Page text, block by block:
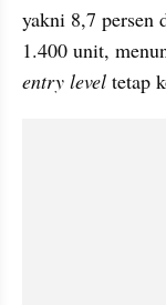
yakni 8,7 persen
1.400 unit,
entry level tetap